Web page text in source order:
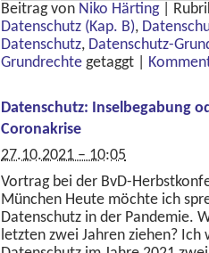
Beitrag von Niko Härting
Datenschutz (Kap. B),
Datenschutz, Datenschutz-
Grundrechte getaggt
Datenschutz: Inselbegabung
Coronakrise
27.10.2021 – 10:05
Vortrag bei der BvD-
München Heute möchte ich
Datenschutz in der Pandemie.
letzten zwei Jahren ziehen? Ich